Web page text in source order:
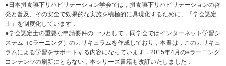
●日本摂食嚥下リハビリテーション学会では，摂食嚥下リハビリテーションの啓
発と普及、その安全で効果的な実施を積極的に具現化するために、「学会認定
士」を制度化しています．
●学会認定士の重要な申請要件の一つとして，同学会ではインターネット学習シ
ステム（eラーニング）のカリキュラムを作成しており，本書は，このカリキュ
ラムによる学習をサポートする内容になっています．2015年4月のeラーニング
コンテンツの刷新にともない，本シリーズ書籍も改訂いたしました．